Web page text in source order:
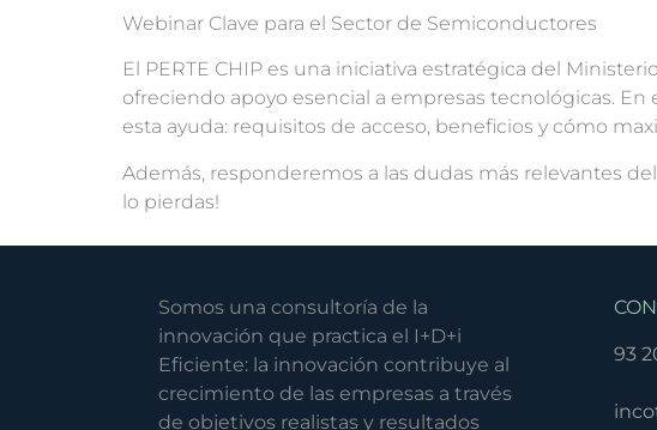
Webinar Clave para el Sector de Semiconductores
El PERTE CHIP es una iniciativa estratégica del
ofreciendo apoyo esencial a empresas tecnológicas.
esta ayuda: requisitos de acceso, beneficios y cómo
Además, responderemos a las dudas más relevantes
lo pierdas!
Somos una consultoría de la
innovación que practica el I+D+i
Eficiente: la innovación contribuye al
crecimiento de las empresas a través
de objetivos realistas y resultados
93